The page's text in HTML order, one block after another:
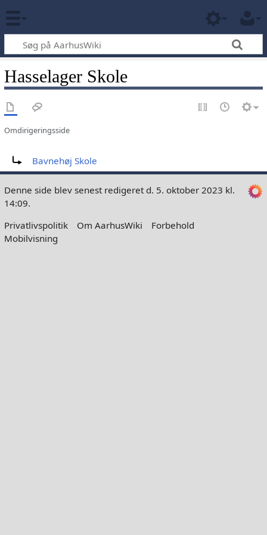
Hasselager Skole
Omdirigeringsside
Bavnehøj Skole
Denne side blev senest redigeret d. 5. oktober 2023 kl.
14:09.
Privatlivspolitik
Om AarhusWiki
Forbehold
Mobilvisning